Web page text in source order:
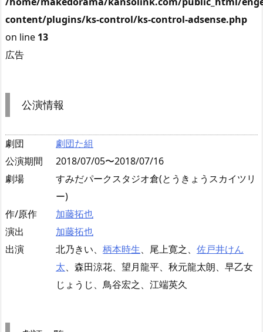
content/plugins/ks-control/ks-control-adsense.php
on line 13
広告
公演情報
劇団
劇団た組
公演期間
2018/07/05〜2018/07/16
劇場
すみだパークスタジオ倉(とうきょうスカイツリ
ー)
作/原作
加藤拓也
演出
加藤拓也
出演
北乃きい、 柄本時生、尾上寛之、 佐戸井けん
太、森田涼花、望月龍平、秋元龍太朗、早乙女
じょうじ、鳥谷宏之、江端英久